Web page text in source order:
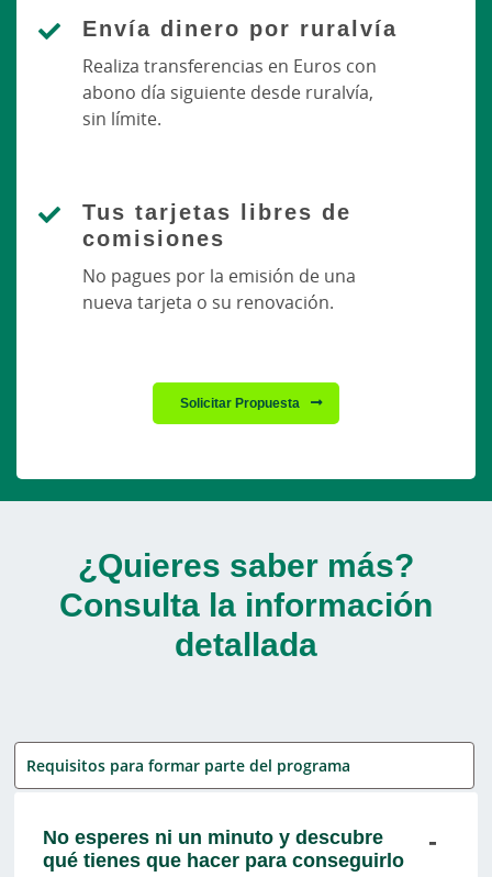
Envía dinero por ruralvía
Realiza transferencias en Euros con
abono día siguiente desde ruralvía,
sin límite.
Tus tarjetas libres de
comisiones
No pagues por la emisión de una
nueva tarjeta o su renovación.
Solicitar Propuesta
¿Quieres saber más?
Consulta la información
detallada
Requisitos para formar parte del programa
No esperes ni un minuto y descubre
qué tienes que hacer para conseguirlo